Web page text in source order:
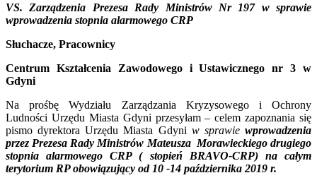
VS. Zarządzenia Prezesa Rady Ministrów Nr 197 w sprawie
wprowadzenia stopnia alarmowego CRP
Słuchacze, Pracownicy
Centrum Kształcenia Zawodowego i Ustawicznego nr 3 w
Gdyni
Na prośbę Wydziału Zarządzania Kryzysowego i Ochrony
Ludności Urzędu Miasta Gdyni przesyłam – celem zapoznania się
pismo dyrektora Urzędu Miasta Gdyni w sprawie wprowadzenia
przez Prezesa Rady Ministrów Mateusza Morawieckiego drugiego
stopnia alarmowego CRP ( stopień BRAVO-CRP) na całym
terytorium RP obowiązujący od 10 -14 października 2019 r.